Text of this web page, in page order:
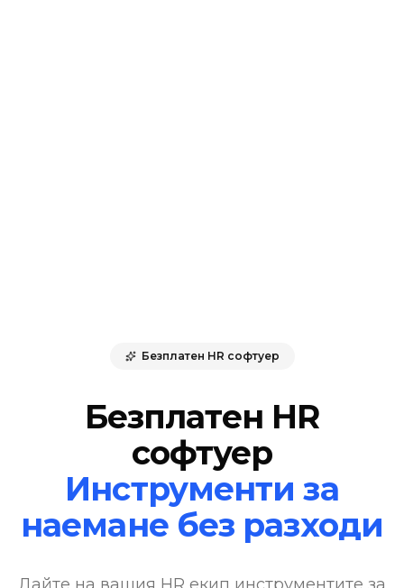
Безплатен HR софтуер
Безплатен HR
софтуер
Инструменти за
наемане без разходи